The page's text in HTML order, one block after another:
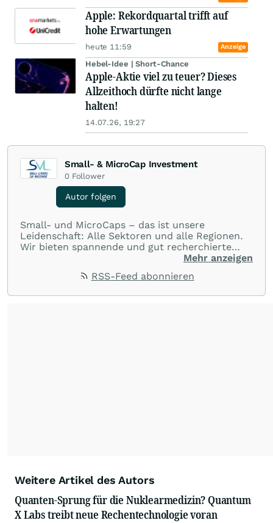
Apple: Rekordquartal trifft auf
hohe Erwartungen
heute 11:59 Anzeige
Hebel-Idee | Short-Chance
Apple-Aktie viel zu teuer? Dieses
Allzeithoch dürfte nicht lange
halten!
14.07.26, 19:27
Small- & MicroCap Investment
0 Follower
Autor folgen
Small- und MicroCaps – das ist unsere
Leidenschaft: Alle Sektoren und alle Regionen.
Wir bieten spannende und gut recherchierte
Einblicke in branchen- und marktbezogene
umfangreiche Erfahrungen in der Branche und
Mehr anzeigen
RSS-Feed abonnieren
Weitere Artikel des Autors
Quanten-Sprung für die Nuklearmedizin? Quantum
X Labs treibt neue Rechentechnologie voran